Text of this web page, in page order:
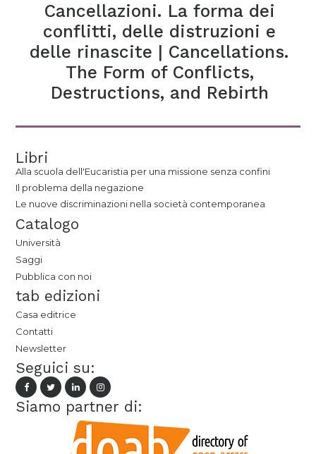
Cancellazioni. La forma dei
conflitti, delle distruzioni e
delle rinascite | Cancellations.
The Form of Conflicts,
Destructions, and Rebirth
Libri
Alla scuola dell'Eucaristia per una missione senza confini
Il problema della negazione
Le nuove discriminazioni nella società contemporanea
Catalogo
Università
Saggi
Pubblica con noi
tab edizioni
Casa editrice
Contatti
Newsletter
Seguici su:
Siamo partner di: